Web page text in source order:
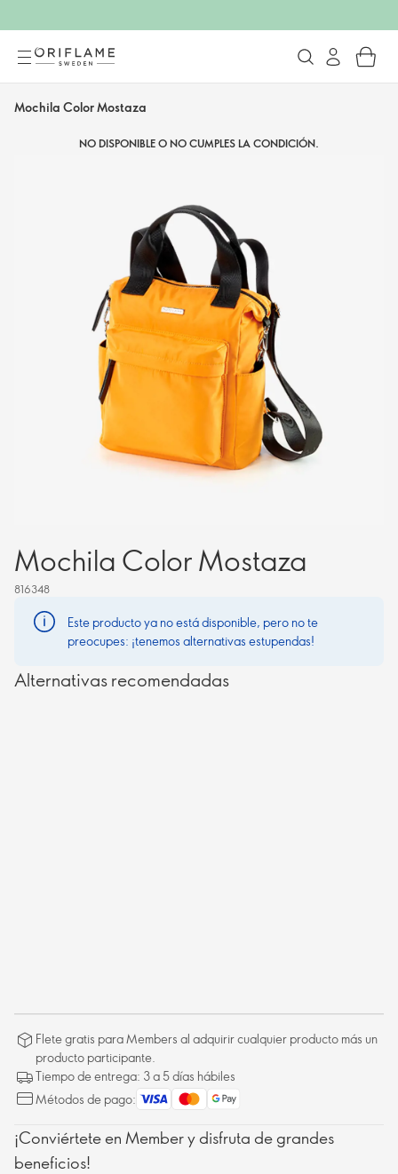
Mochila Color Mostaza
NO DISPONIBLE O NO CUMPLES LA CONDICIÓN.
Mochila Color Mostaza
816348
Este producto ya no está disponible, pero no te
preocupes: ¡tenemos alternativas estupendas!
Alternativas recomendadas
Flete gratis para Members al adquirir cualquier producto más un
producto participante.
Tiempo de entrega: 3 a 5 días hábiles
Métodos de pago:
¡Conviértete en Member y disfruta de grandes
beneficios!